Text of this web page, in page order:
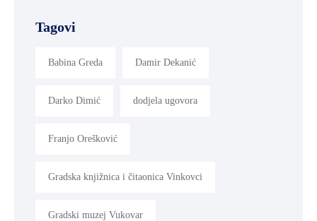
Tagovi
Babina Greda Damir Dekanić
Darko Dimić dodjela ugovora
Franjo Orešković
Gradska knjižnica i čitaonica Vinkovci
Gradski muzej Vukovar